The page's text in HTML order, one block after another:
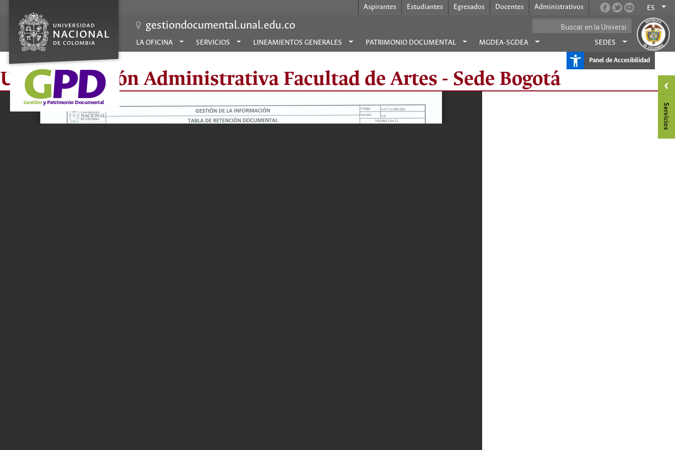
Aspirantes Estudiantes Egresados Docentes Administrativos ES
gestiondocumental.unal.edu.co
LA OFICINA SERVICIOS LINEAMIENTOS GENERALES PATRIMONIO DOCUMENTAL MGDEA-SGDEA SEDES
Panel de Accesibilidad
Unidad Gestión Administrativa Facultad de Artes - Sede Bogotá